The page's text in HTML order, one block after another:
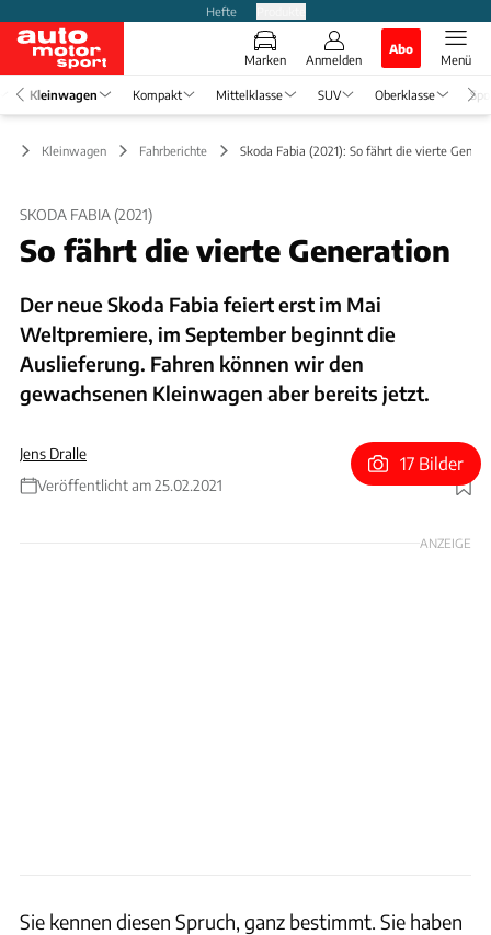
Hefte
Marken Anmelden
Abo
Menü
Kleinwagen Kompakt Mittelklasse SUV Oberklasse
Kleinwagen Fahrberichte Skoda Fabia (2021): So fährt die vierte
SKODA FABIA (2021)
So fährt die vierte Generation
Der neue Skoda Fabia feiert erst im Mai
Weltpremiere, im September beginnt die
Auslieferung. Fahren können wir den
gewachsenen Kleinwagen aber bereits jetzt.
Jens Dralle
Veröffentlicht am 25.02.2021
Foto: Skoda
17 Bilder
ANZEIGE
Sie kennen diesen Spruch, ganz bestimmt. Sie haben